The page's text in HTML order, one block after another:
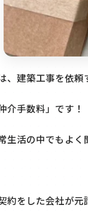
、建築工事を依頼
介手数料」です！
生活の中でもよく
約をした会社が元